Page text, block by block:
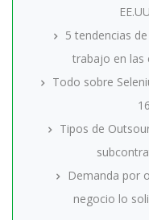
5 tendencias
trabajo en las
Todo sobre
Tipos de
Demanda por
negocio lo